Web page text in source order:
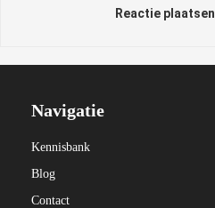
Reactie plaatsen
Navigatie
Kennisbank
Blog
Contact